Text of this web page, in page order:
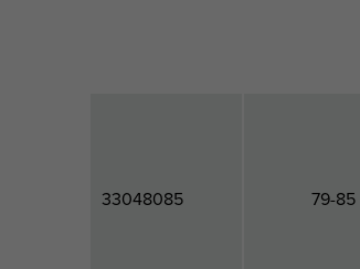
33048085 79-85